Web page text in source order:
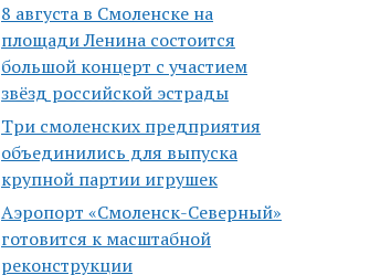
8 августа в Смоленске на
площади Ленина состоится
большой концерт с участием
звёзд российской эстрады
Три смоленских предприятия
объединились для выпуска
крупной партии игрушек
Аэропорт «Смоленск-Северный»
готовится к масштабной
реконструкции